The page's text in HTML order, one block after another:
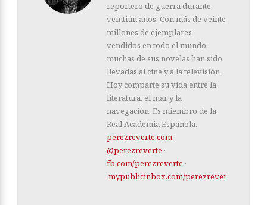
reportero de guerra durante
veintiún años. Con más de veinte
millones de ejemplares
vendidos en todo el mundo,
muchas de sus novelas han sido
llevadas al cine y a la televisión.
Hoy comparte su vida entre la
literatura, el mar y la
navegación. Es miembro de la
Real Academia Española.
perezreverte.com ·
@perezreverte ·
fb.com/perezreverte ·
mypublicinbox.com/perezreverte